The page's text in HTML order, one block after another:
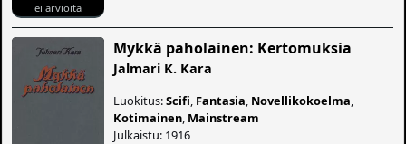
ei arvioita
Mykkä paholainen: Kertomuksia
Jalmari K. Kara
Luokitus:Scifi Fantasia Novellikokoelma
Kotimainen Mainstream
Julkaistu: 1916